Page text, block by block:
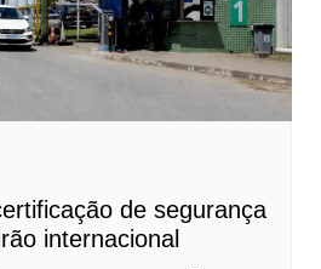
de segurança
internacional